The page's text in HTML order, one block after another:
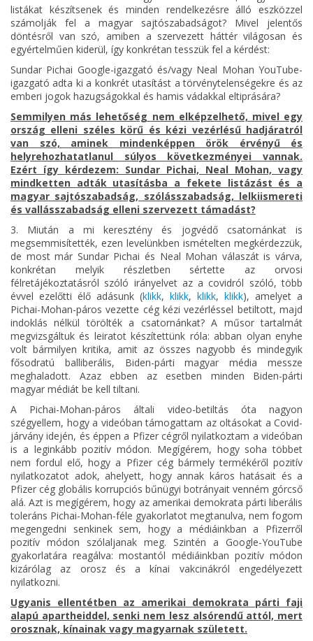
listákat készítsenek és minden rendelkezésre álló eszközzel
számolják fel a magyar sajtószabadságot? Mivel jelentős
döntésről van szó, amiben a szervezett háttér világosan és
egyértelműen kiderül, így konkrétan tesszük fel a kérdést:
Sundar Pichai Google-igazgató és/vagy Neal Mohan YouTube-
igazgató adta ki a konkrét utasítást a törvénytelenségekre és az
emberi jogok hazugságokkal és hamis vádakkal eltiprására?
Semmilyen más lehetőség nem elképzelhető, mivel egy
ország elleni széles körű és kézi vezérlésű hadjáratról
van szó, aminek mindenképpen örök érvényű és
helyrehozhatatlanul súlyos következményei vannak.
Ezért így kérdezem: Sundar Pichai, Neal Mohan, vagy
mindketten adták utasításba a fekete listázást és a
magyar sajtószabadság, szólásszabadság, lelkiismereti
és vallásszabadság elleni szervezett támadást?
3. Miután a mi keresztény és jogvédő csatornánkat is
megsemmisítették, ezen levelünkben ismételten megkérdezzük,
de most már Sundar Pichai és Neal Mohan válaszát is várva,
konkrétan melyik részletben sértette az orvosi
félretájékoztatásról szóló irányelvet az a covidról szóló, több
évvel ezelőtti élő adásunk (klikk, klikk, klikk, klikk), amelyet a
Pichai-Mohan-páros vezette cég kézi vezérléssel betiltott, majd
indoklás nélkül törölték a csatornánkat? A műsor tartalmát
megvizsgáltuk és leiratot készítettünk róla: abban olyan enyhe
volt bármilyen kritika, amit az összes nagyobb és mindegyik
fősodratú balliberális, Biden-párti magyar média messze
meghaladott. Azaz ebben az esetben minden Biden-párti
magyar médiát be kell tiltani.
A Pichai-Mohan-páros általi video-betiltás óta nagyon
szégyellem, hogy a videóban támogattam az oltásokat a Covid-
járvány idején, és éppen a Pfizer cégről nyilatkoztam a videóban
is a leginkább pozitív módon. Megígérem, hogy soha többet
nem fordul elő, hogy a Pfizer cég bármely termékéről pozitív
nyilatkozatot adok, ahelyett, hogy annak káros hatásait és a
Pfizer cég globális korrupciós bűnügyi botrányait venném górcső
alá. Azt is megígérem, hogy az amerikai demokrata párti liberális
toleráns Pichai-Mohan-féle gyakorlatot megtanulva, nem fogom
megengedni senkinek sem, hogy a médiáinkban a Pfizerről
pozitív módon szólaljanak meg. Szintén a Google-YouTube
gyakorlatára reagálva: mostantól médiáinkban pozitív módon
kizárólag az orosz és a kínai vakcinákról engedélyezett
nyilatkozni.
Ugyanis ellentétben az amerikai demokrata párti faji
alapú apartheiddel, senki nem lesz alsórendű attól, mert
orosznak, kínainak vagy magyarnak született.